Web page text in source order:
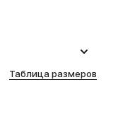
Таблица размеров